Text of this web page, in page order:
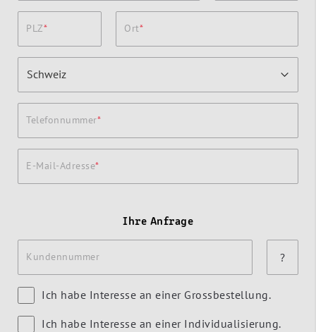
PLZ Ort
Telefonnummer
E-Mail-Adresse
Ihre Anfrage
Kundennummer ?
Ich habe Interesse an einer Grossbestellung.
Ich habe Interesse an einer Individualisierung.